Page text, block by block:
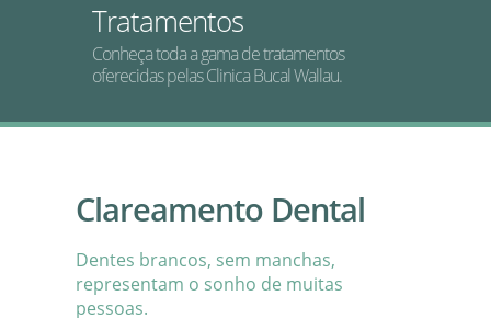
Tratamentos
Conheça toda a gama de tratamentos
oferecidas pelas Clinica Bucal Wallau.
Clareamento Dental
Dentes brancos, sem manchas,
representam o sonho de muitas
pessoas.